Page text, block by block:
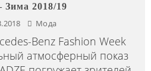
Зима 2018/19
Мода
Benz Fashion Week
атмосферный показ